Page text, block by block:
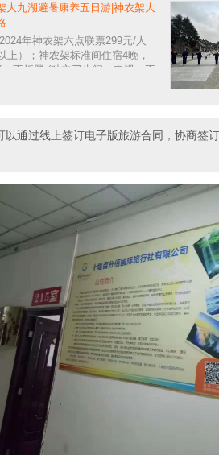
大九湖避暑康养五日游|神农架大
年神农架六点联票299元/人
上）；神农架标准间住宿4晚，
，不折腾;(独立卫生间、电视、不
通过线上签订电子版旅游合同，协商签